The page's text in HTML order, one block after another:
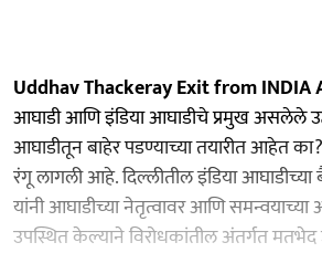
Uddhav Thackeray Exit from INDIA
आघाडी आणि इंडिया आघाडीचे प्रमुख असलेले
आघाडीतून बाहेर पडण्याच्या तयारीत आहेत
रंगू लागली आहे. दिल्लीतील इंडिया
यांनी आघाडीच्या नेतृत्वावर आणि समन्वयाच्या
उपस्थित केल्याने विरोधकांतील अंतर्गत मतभेद